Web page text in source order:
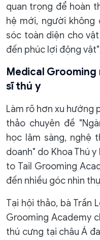
quan trọng để hoàn
hệ mới, người không
sóc toàn diện cho
đến phúc lợi động
Medical
sĩ thú y
Làm rõ hơn xu hướng
thảo chuyên đề
học lâm sàng, nghệ
doanh" do Khoa Thú
to Tail Grooming
đến nhiều góc nhìn
Tại hội thảo, bà Trần
Grooming Academy
thú cưng tại châu Á